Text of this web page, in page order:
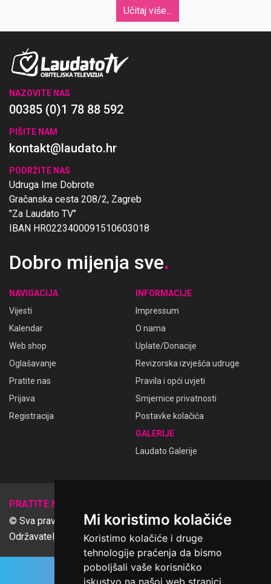
Mi koristimo kolačiće
Koristimo kolačiće i druge
tehnologije praćenja da bismo
poboljšali vaše korisničko
iskustvo na našoj web stranici,
Učitaj više...
NAZOVITE NAS
00385 (0)1 78 88 592
PIŠITE NAM
kontakt@laudato.hr
PODRŽITE NAS
Udruga Ime Dobrote
Gračanska cesta 208/2, Zagreb
"Za Laudato TV"
IBAN HR0223400091510603018
Dobro mijenja sve.
NAVIGACIJA
Vijesti
Kalendar
Web shop
Oglašavanje
Pratite nas
Prijava
Registracija
INFORMACIJE
Impressum
O nama
Uplate/Donacije
Revizorska izvješća udruge
Pravila i opći uvjeti
Smjernice privatnosti
Postavke kolačića
GALERIJE
Laudato Galerije
PRATITE NAS
© Sva prava pridržana Udruga Ime dobrote
Održavatelj Netcom d.o.o., Riva 6, Rijeka